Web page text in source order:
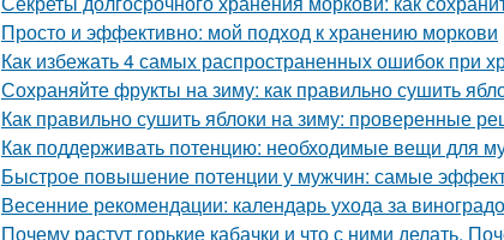
Просто и эффективно: мой подход к хранению моркови
Как избежать 4 самых распространенных ошибок при
Сохраняйте фрукты на зиму: как правильно сушить
Как правильно сушить яблоки на зиму: проверенные
Как поддерживать потенцию: необходимые вещи для
Быстрое повышение потенции у мужчин: самые
Весенние рекомендации: календарь ухода за
Почему растут горькие кабачки и что с ними делать.